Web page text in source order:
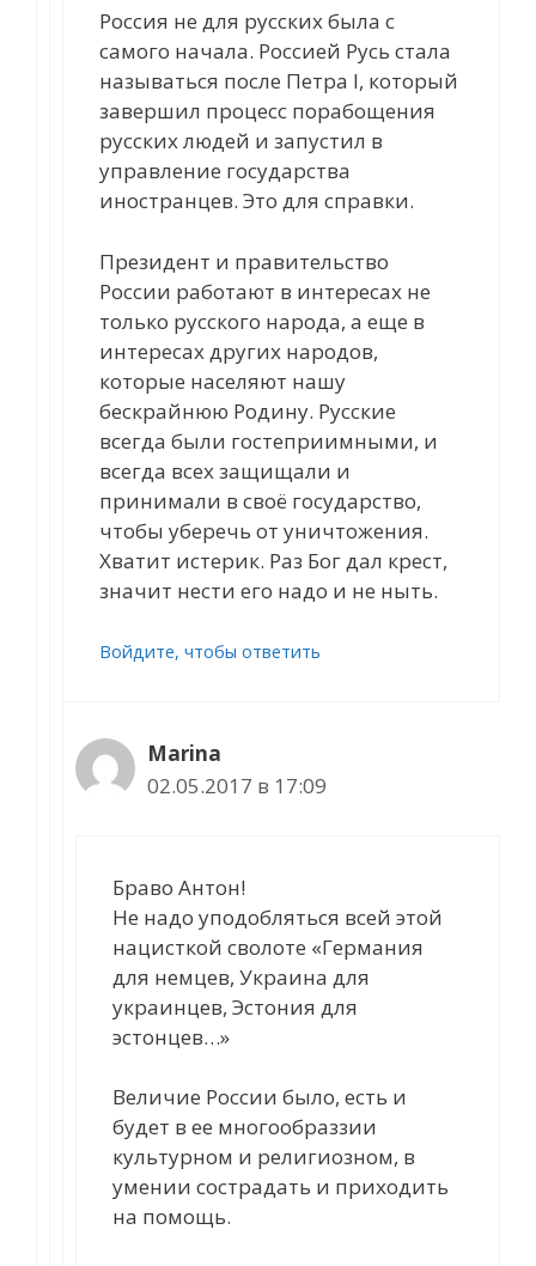
Россия не для русских была с
самого начала. Россией Русь стала
называться после Петра I, который
завершил процесс порабощения
русских людей и запустил в
управление государства
иностранцев. Это для справки.
Президент и правительство
России работают в интересах не
только русского народа, а еще в
интересах других народов,
которые населяют нашу
бескрайнюю Родину. Русские
всегда были гостеприимными, и
всегда всех защищали и
принимали в своё государство,
чтобы уберечь от уничтожения.
Хватит истерик. Раз Бог дал крест,
значит нести его надо и не ныть.
Войдите, чтобы ответить
Marina
02.05.2017 в 17:09
Браво Антон!
Не надо уподобляться всей этой
нацисткой сволоте «Германия
для немцев, Украина для
украинцев, Эстония для
эстонцев…»
Величие России было, есть и
будет в ее многообраззии
культурном и религиозном, в
умении сострадать и приходить
на помощь.